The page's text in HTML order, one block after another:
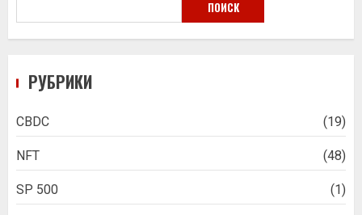
ПОИСК
РУБРИКИ
CBDC (19)
NFT (48)
SP 500 (1)